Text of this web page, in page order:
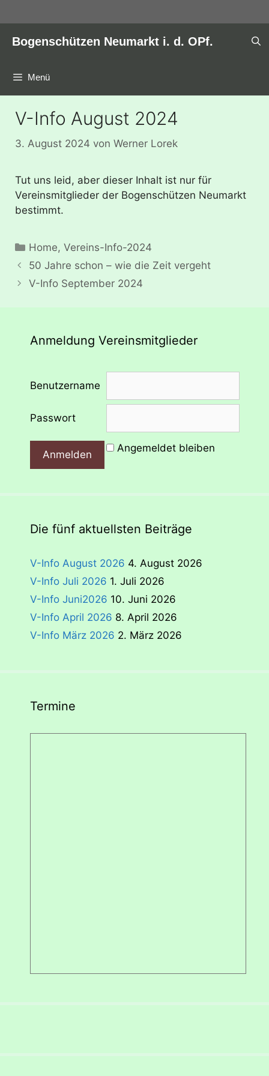
Inhalt
springen
Bogenschützen Neumarkt i. d. OPf.
Menü
V-Info August 2024
3. August 2024 von Werner Lorek
Tut uns leid, aber dieser Inhalt ist nur für
Vereinsmitglieder der Bogenschützen Neumarkt
bestimmt.
Kategorien
Home,Vereins-Info-2024
50 Jahre schon – wie die Zeit vergeht
V-Info September 2024
Anmeldung Vereinsmitglieder
Benutzername
Passwort
Angemeldet bleiben
Die fünf aktuellsten Beiträge
V-Info August 2026 4. August 2026
V-Info Juli 2026 1. Juli 2026
V-Info Juni2026 10. Juni 2026
V-Info April 2026 8. April 2026
V-Info März 2026 2. März 2026
Termine